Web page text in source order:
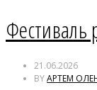
Фестиваль
21.06.2026
BYАРТЕМ